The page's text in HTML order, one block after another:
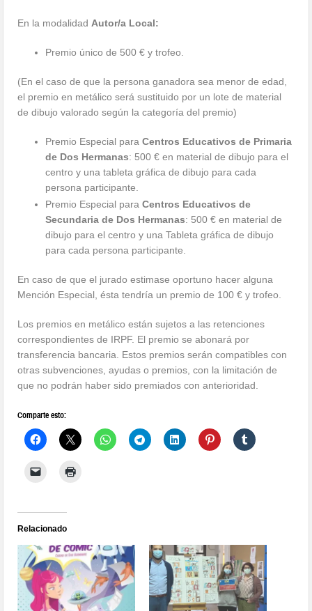
En la modalidad Autor/a Local:
Premio único de 500 € y trofeo.
(En el caso de que la persona ganadora sea menor de edad,
el premio en metálico será sustituido por un lote de material
de dibujo valorado según la categoría del premio)
Premio Especial paraCentros Educativos de Primaria
de Dos Hermanas: 500 € en material de dibujo para el
centro y una tableta gráfica de dibujo para cada
persona participante.
Premio Especial paraCentros Educativos de
Secundaria de Dos Hermanas: 500 € en material de
dibujo para el centro y una Tableta gráfica de dibujo
para cada persona participante.
En caso de que el jurado estimase oportuno hacer alguna
Mención Especial, ésta tendría un premio de 100 € y trofeo.
Los premios en metálico están sujetos a las retenciones
correspondientes de IRPF. El premio se abonará por
transferencia bancaria. Estos premios serán compatibles con
otras subvenciones, ayudas o premios, con la limitación de
que no podrán haber sido premiados con anterioridad.
Comparte esto:
Relacionado